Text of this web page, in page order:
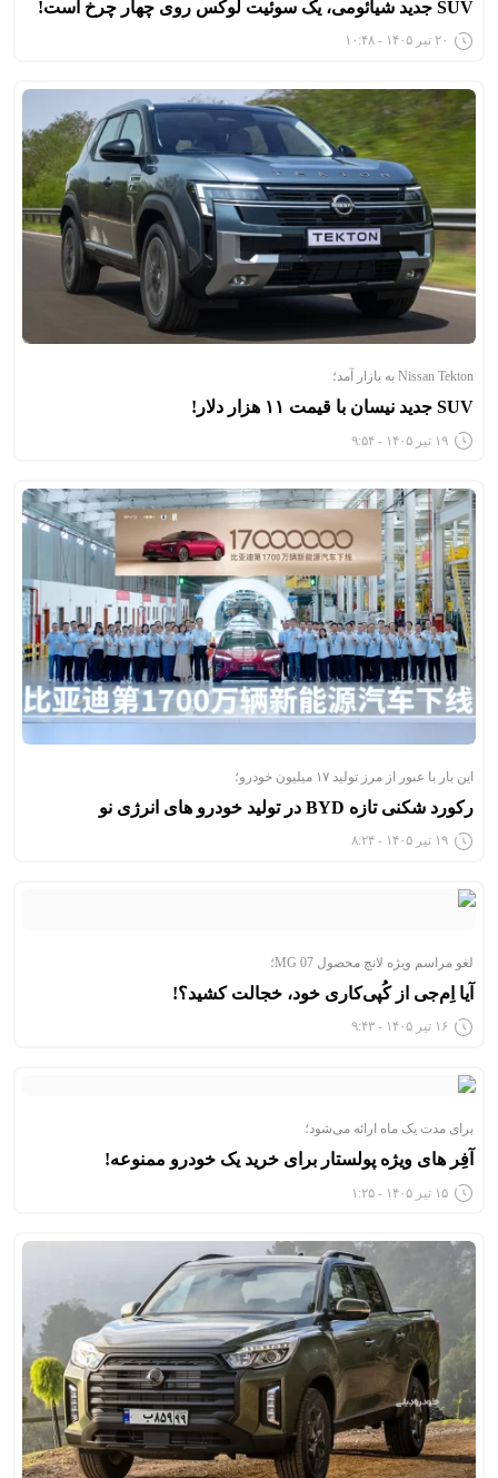
SUV جدید شیائومی، یک سوئیت لوکس روی چهار چرخ است!
۲۰ تیر ۱۴۰۵ - ۱۰:۴۸
Nissan Tekton به بازار آمد؛
SUV جدید نیسان با قیمت ۱۱ هزار دلار!
۱۹ تیر ۱۴۰۵ - ۹:۵۴
این بار با عبور از مرز تولید ۱۷ میلیون خودرو؛
رکورد شکنی تازه BYD در تولید خودرو های انرژی نو
۱۹ تیر ۱۴۰۵ - ۸:۲۴
لغو مراسم ویژه لانچ محصول MG 07؛
آیا اِم‌جی از کُپی‌کاری خود، خجالت کشید؟!
۱۶ تیر ۱۴۰۵ - ۹:۴۳
برای مدت یک ماه ارائه می‌شود؛
آفِر های ویژه پولستار برای خرید یک خودرو ممنوعه!
۱۵ تیر ۱۴۰۵ - ۱:۲۵